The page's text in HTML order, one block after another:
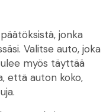
jonka
Valitse auto, joka
myös täyttää
että auton koko,